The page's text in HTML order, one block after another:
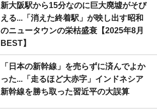
新大阪駅から15分なのに巨大廃墟がそび
える...「消えた終着駅」が映し出す昭和
のニュータウンの栄枯盛衰【2025年8月
BEST】
「日本の新幹線」を売らずに済んでよか
った...「走るほど大赤字」インドネシア
新幹線を勝ち取った習近平の大誤算